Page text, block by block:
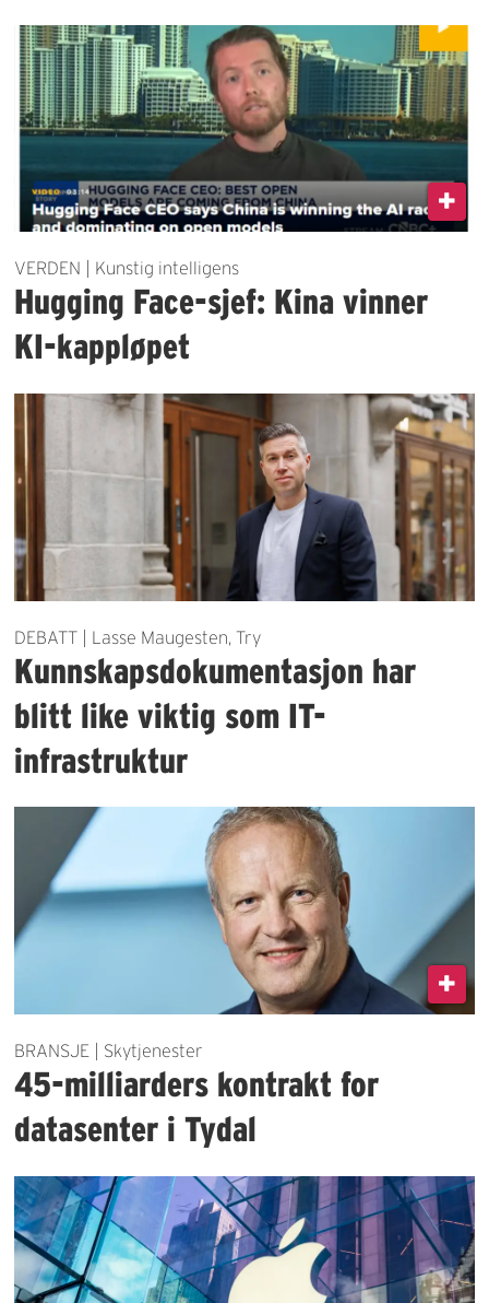
VERDEN | Kunstig intelligens
Hugging Face-sjef: Kina vinner
KI-kappløpet
DEBATT | Lasse Maugesten, Try
Kunnskapsdokumentasjon har
blitt like viktig som IT-
infrastruktur
BRANSJE | Skytjenester
45-milliarders kontrakt for
datasenter i Tydal